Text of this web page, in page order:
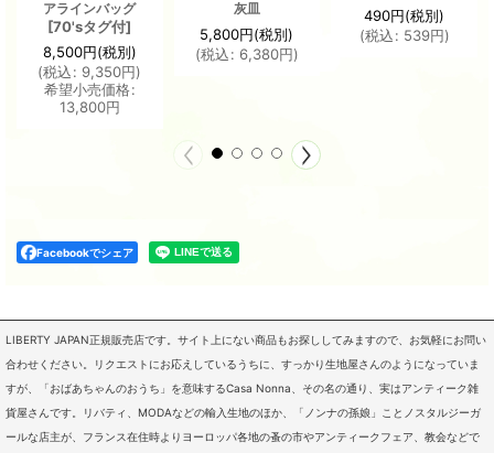
アラインバッグ
[70'sタグ付]
8,500円(税別)
(税込: 9,350円)
希望小売価格:
13,800円
灰皿
5,800円(税別)
(税込: 6,380円)
490円(税別)
(税込: 539円)
Facebookでシェア
LIBERTY JAPAN正規販売店です。サイト上にない商品もお探ししてみますので、お気軽にお問い
合わせください。リクエストにお応えしているうちに、すっかり生地屋さんのようになっていま
すが、「おばあちゃんのおうち」を意味するCasa Nonna、その名の通り、実はアンティーク雑
貨屋さんです。リバティ、MODAなどの輸入生地のほか、「ノンナの孫娘」ことノスタルジーガ
ールな店主が、フランス在住時よりヨーロッパ各地の蚤の市やアンティークフェア、教会などで